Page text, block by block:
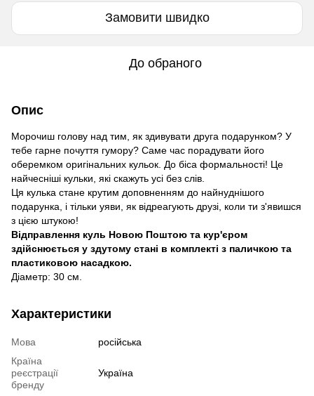
Замовити швидко
До обраного
Опис
Морочиш голову над тим, як здивувати друга подарунком? У
тебе гарне почуття гумору? Саме час порадувати його
оберемком оригінальних кульок. До біса формальності! Це
найчесніші кульки, які скажуть усі без слів.
Ця кулька стане крутим доповненням до найнуднішого
подарунка, і тільки уяви, як відреагують друзі, коли ти з'явишся
з цією штукою!
Відправлення куль Новою Поштою та кур'єром
здійснюється у здутому стані в комплекті з паличкою та
пластиковою насадкою.
Діаметр: 30 см.
Характеристики
Мова
російська
Країна
реєстрації
бренду
Україна